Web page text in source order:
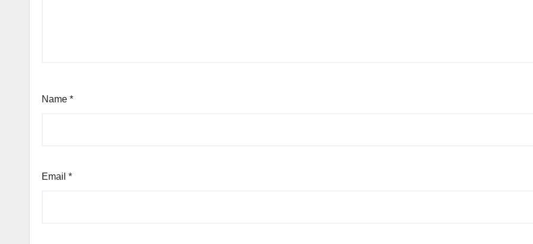
Name *
Email *